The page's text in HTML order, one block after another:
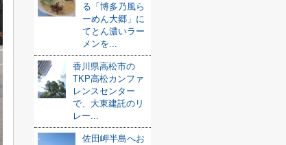
る「博多乃風ら
ーめん大郷」に
てとん濃いラー
メンを...
香川県高松市の
TKP高松カンファ
レンスセンター
で、大東建託のリ
レー...
佐田岬半島へお